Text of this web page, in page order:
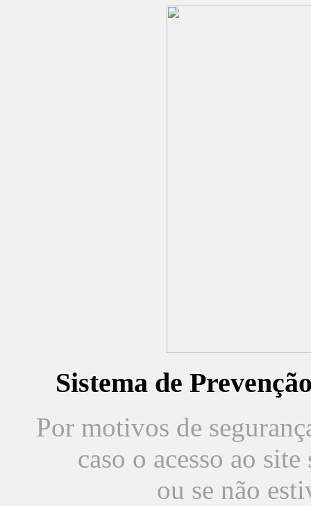
Sistema de
Por motivos de
caso o acesso ao
ou se não